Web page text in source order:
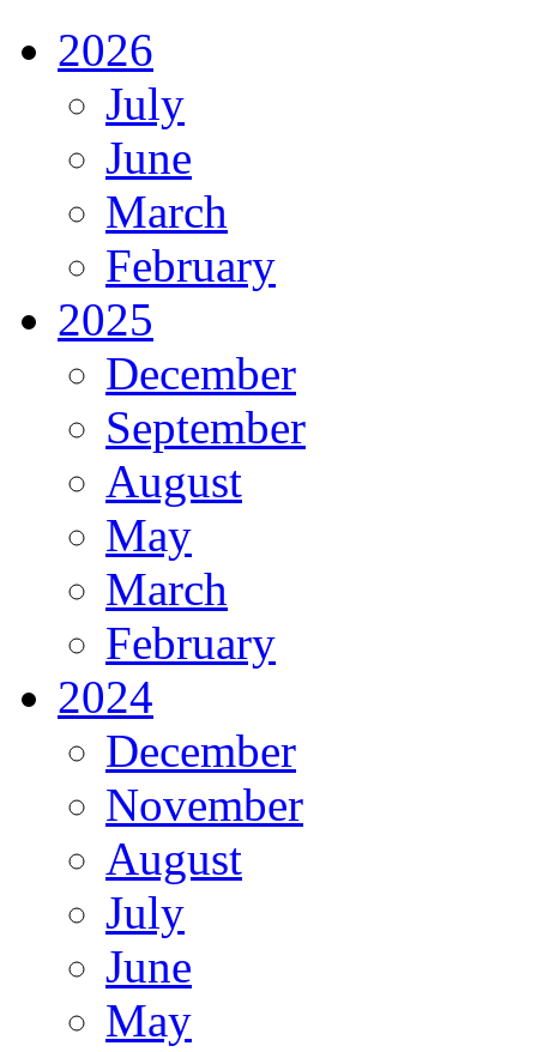
2026
July
June
March
February
2025
December
September
August
May
March
February
2024
December
November
August
July
June
May